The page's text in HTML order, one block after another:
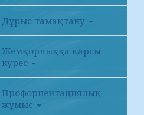
Дұрыс тамақтану
Жемқорлыққа қарсы
күрес
Профориентациялық
жұмыс